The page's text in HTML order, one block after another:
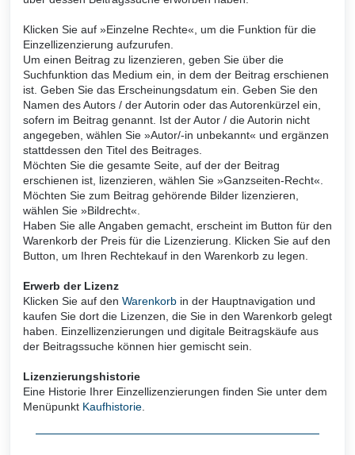
Klicken Sie auf »Einzelne Rechte«, um die Funktion für die
Einzellizenzierung aufzurufen.
Um einen Beitrag zu lizenzieren, geben Sie über die
Suchfunktion das Medium ein, in dem der Beitrag erschienen
ist. Geben Sie das Erscheinungsdatum ein. Geben Sie den
Namen des Autors / der Autorin oder das Autorenkürzel ein,
sofern im Beitrag genannt. Ist der Autor / die Autorin nicht
angegeben, wählen Sie »Autor/-in unbekannt« und ergänzen
stattdessen den Titel des Beitrages.
Möchten Sie die gesamte Seite, auf der der Beitrag
erschienen ist, lizenzieren, wählen Sie »Ganzseiten-Recht«.
Möchten Sie zum Beitrag gehörende Bilder lizenzieren,
wählen Sie »Bildrecht«.
Haben Sie alle Angaben gemacht, erscheint im Button für den
Warenkorb der Preis für die Lizenzierung. Klicken Sie auf den
Button, um Ihren Rechtekauf in den Warenkorb zu legen.
Erwerb der Lizenz
Klicken Sie auf den Warenkorb in der Hauptnavigation und
kaufen Sie dort die Lizenzen, die Sie in den Warenkorb gelegt
haben. Einzellizenzierungen und digitale Beitragskäufe aus
der Beitragssuche können hier gemischt sein.
Lizenzierungshistorie
Eine Historie Ihrer Einzellizenzierungen finden Sie unter dem
Menüpunkt Kaufhistorie